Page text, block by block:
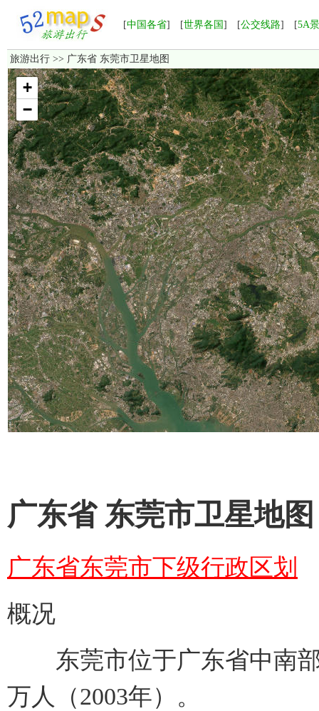
[中国各省] [世界各国 ] [公交线路] [5A
旅游出行 >> 广东省 东莞市卫星地图
加载中，如果长时间无法显示，请点击这里重新加载！
+
−
广东省 东莞市卫星地
广东省东莞市下级行政区划
概况
东莞市位于广东省中南部
万人（2003年）。